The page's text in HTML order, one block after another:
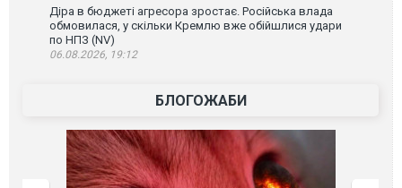
Діра в бюджеті агресора зростає. Російська влада
обмовилася, у скільки Кремлю вже обійшлися удари
по НПЗ (NV)
06.08.2026, 19:12
БЛОГОЖАБИ